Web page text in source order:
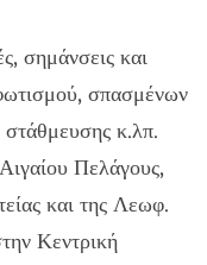
σημάνσεις και
σπασμένων
κ.λπ.
Πελάγους,
και της Λεωφ.
Κεντρική